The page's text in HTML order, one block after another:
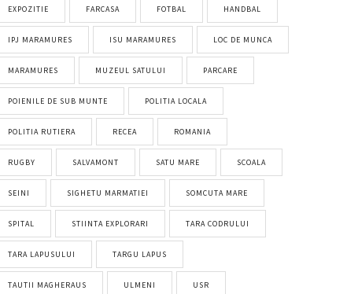
EXPOZITIE FARCASA FOTBAL HANDBAL
IPJ MARAMURES ISU MARAMURES LOC DE MUNCA
MARAMURES MUZEUL SATULUI PARCARE
POIENILE DE SUB MUNTE POLITIA LOCALA
POLITIA RUTIERA RECEA ROMANIA
RUGBY SALVAMONT SATU MARE SCOALA
SEINI SIGHETU MARMATIEI SOMCUTA MARE
SPITAL STIINTA EXPLORARI TARA CODRULUI
TARA LAPUSULUI TARGU LAPUS
TAUTII MAGHERAUS ULMENI USR